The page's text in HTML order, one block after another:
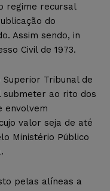
regime recursal
do
Assim sendo, in
Civil de 1973.
Tribunal de
submeter ao rito dos
envolvem
valor seja de até
Ministério Público
pelas alíneas a